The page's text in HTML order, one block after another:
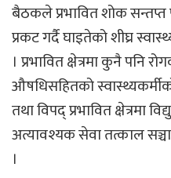
बैठकले प्रभावित शोक सन्तप्त
प्रकट गर्दै घाइतेको शीघ्र
। प्रभावित क्षेत्रमा कुनै पनि
औषधिसहितको
तथा विपद् प्रभावित क्षेत्रमा
अत्यावश्यक सेवा तत्काल
।